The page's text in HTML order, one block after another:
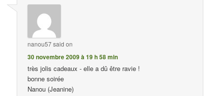
nanou57said on
30 novembre 2009 à 19 h 58 min
très jolis cadeaux - elle a dû être ravie !
bonne soirée
Nanou (Jeanine)